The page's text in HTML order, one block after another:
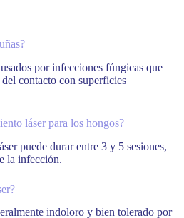
por infecciones fúngicas que
contacto con superficies
láser para los hongos?
puede durar entre 3 y 5 sesiones,
la infección.
indoloro y bien tolerado por